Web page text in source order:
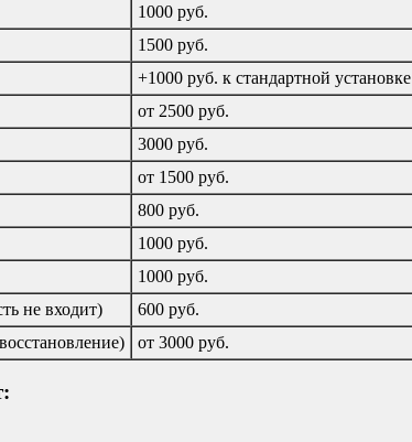
1000 руб.
1500 руб.
+1000 руб. к стандартной установке
от 2500 руб.
3000 руб.
от 1500 руб.
800 руб.
1000 руб.
1000 руб.
не входит)
600 руб.
от 3000 руб.